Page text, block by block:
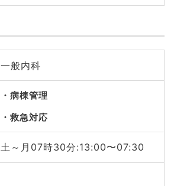
一般内科
病棟管理
救急対応
土～月07時30分:13:00〜07:30